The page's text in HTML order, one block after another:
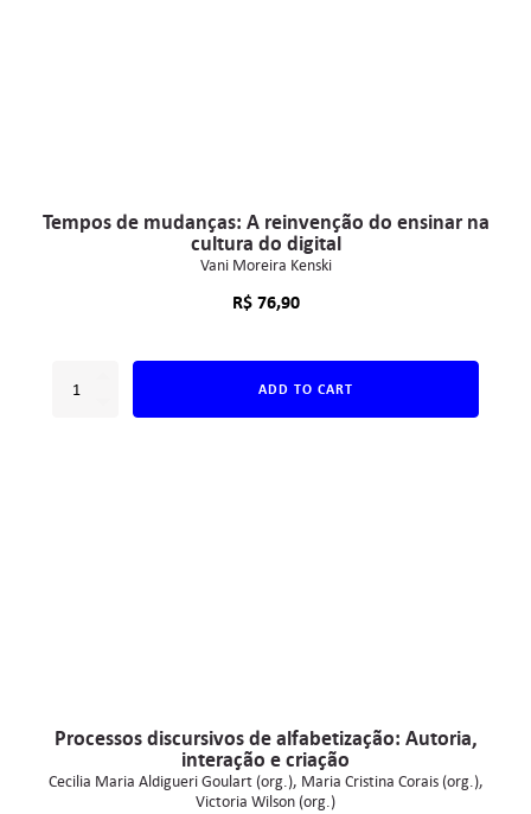
Tempos de mudanças: A reinvenção do ensinar na
cultura do digital
Vani Moreira Kenski
R$76,90
ADD TO CART
Processos discursivos de alfabetização: Autoria,
interação e criação
Cecilia Maria Aldigueri Goulart (org.) Maria Cristina Corais (org.)
Victoria Wilson (org.)